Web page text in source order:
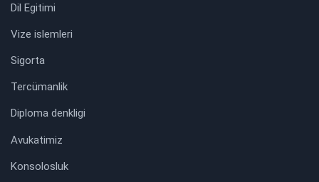
Dil Egitimi
Vize islemleri
Sigorta
Tercümanlik
Diploma denkligi
Avukatimiz
Konsolosluk